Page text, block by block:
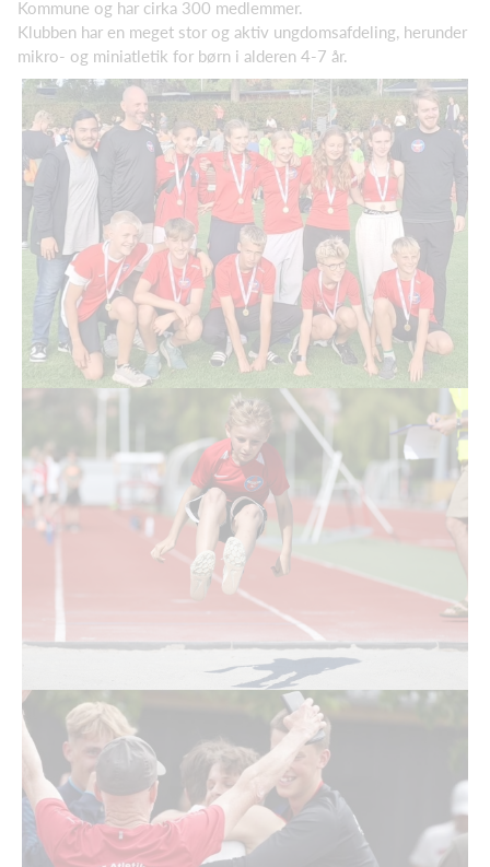
Kommune og har cirka 300 medlemmer.
Klubben har en meget stor og aktiv ungdomsafdeling, herunder
mikro- og miniatletik for børn i alderen 4-7 år.